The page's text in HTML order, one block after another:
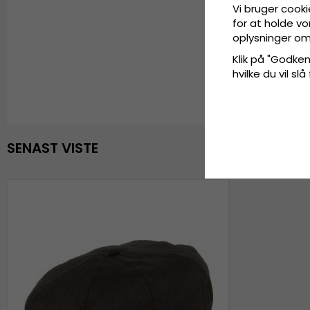
SENAST VISTE
Vi bruger
for at holde
oplysninger
Klik på
hvilke du vil